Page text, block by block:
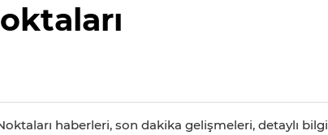
haberleri, son dakika gelişmeleri, detaylı